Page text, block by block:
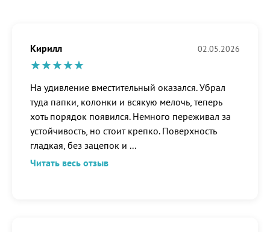
Кирилл 02.05.2026
На удивление вместительный оказался. Убрал
туда папки, колонки и всякую мелочь, теперь
хоть порядок появился. Немного переживал за
устойчивость, но стоит крепко. Поверхность
гладкая, без зацепок и ...
Читать весь отзыв